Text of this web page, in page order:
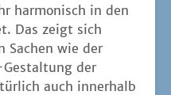
har­mo­nisch in den
Das zeigt sich
Sachen wie der
der
auch inner­halb